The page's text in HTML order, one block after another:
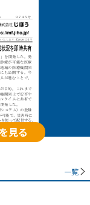
見る
一覧